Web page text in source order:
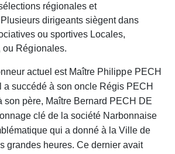
régionales et
dirigeants siègent dans
ou sportivesLocales,
ou Régionales.
actuel est Maître Philippe PECH
a succédé à son oncle Régis PECH
son père, Maître Bernard PECH DE
clé de la société Narbonnaise
matique qui a donné à la Ville de
grandes heures. Ce dernier avait